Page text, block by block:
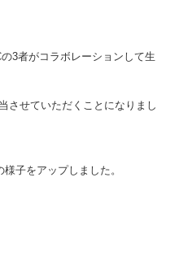
3者がコラボレーションして生
させていただくことになりまし
子をアップしました。